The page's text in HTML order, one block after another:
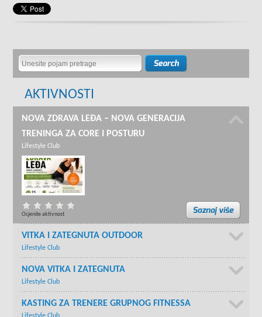
AKTIVNOSTI
NOVA ZDRAVA LEĐA – NOVA GENERACIJA
TRENINGA ZA CORE I POSTURU
Lifestyle Club
Ocjenite aktivnost
VITKA I ZATEGNUTA OUTDOOR
Lifestyle Club
NOVA VITKA I ZATEGNUTA
Lifestyle Club
KASTING ZA TRENERE GRUPNOG FITNESSA